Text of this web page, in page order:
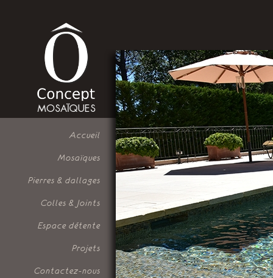
Accueil
Mosaïques
Pierres & dallages
Colles & Joints
Espace détente
Projets
Contactez-nous